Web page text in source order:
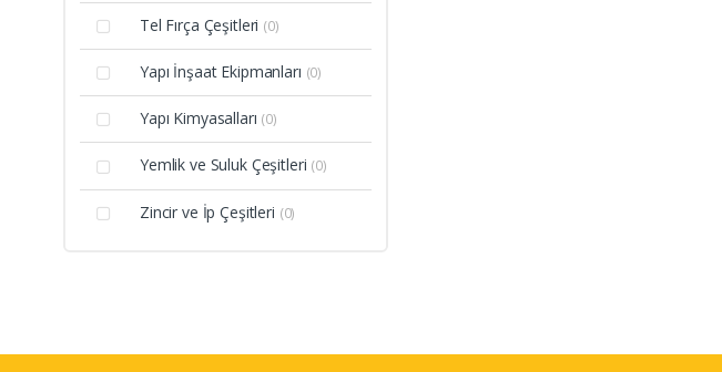
Tel Fırça Çeşitleri (0)
Yapı İnşaat Ekipmanları (0)
Yapı Kimyasalları (0)
Yemlik ve Suluk Çeşitleri (0)
Zincir ve İp Çeşitleri (0)